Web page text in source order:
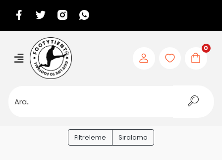
0
Filtreleme Sıralama